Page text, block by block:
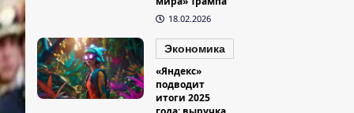
18.02.2026
Экономика
«Яндекс»
подводит
итоги 2025